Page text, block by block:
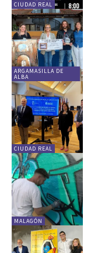
CIUDAD REAL
ARGAMASILLA DE
ALBA
CIUDAD REAL
MALAGÓN